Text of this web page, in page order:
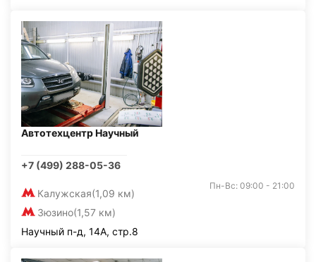
Автотехцентр Научный
+7 (499) 288-05-36
Калужская(1,09 км)
Зюзино(1,57 км)
Пн-Вс: 09:00 - 21:00
Научный п-д, 14А, стр.8